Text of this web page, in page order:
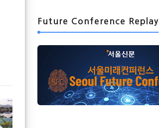
Future Conference Replay